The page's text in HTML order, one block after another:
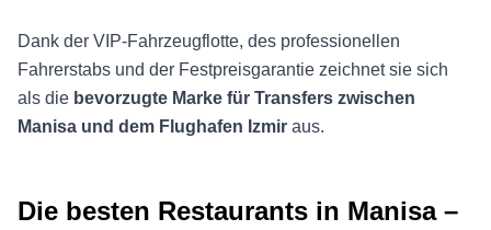
Dank der VIP-Fahrzeugflotte, des professionellen
Fahrerstabs und der Festpreisgarantie zeichnet sie sich
als die bevorzugte Marke für Transfers zwischen
Manisa und dem Flughafen Izmir aus.
Die besten Restaurants in Manisa –